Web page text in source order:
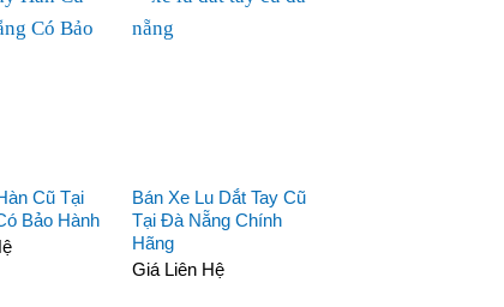
Cũ Tại
Bảo Hành
Bán Xe Lu Dắt Tay Cũ
Tại Đà Nẵng Chính
Hãng
Giá Liên Hệ